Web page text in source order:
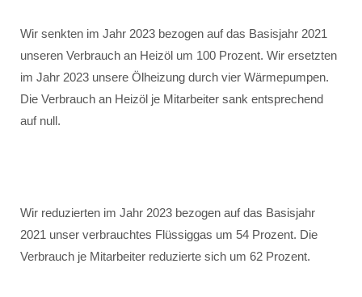
Wir senkten im Jahr 2023 bezogen auf das Basisjahr 2021
unseren Verbrauch an Heizöl um 100 Prozent. Wir ersetzten
im Jahr 2023 unsere Ölheizung durch vier Wärmepumpen.
Die Verbrauch an Heizöl je Mitarbeiter sank entsprechend
auf null.
Wir reduzierten im Jahr 2023 bezogen auf das Basisjahr
2021 unser verbrauchtes Flüssiggas um 54 Prozent. Die
Verbrauch je Mitarbeiter reduzierte sich um 62 Prozent.